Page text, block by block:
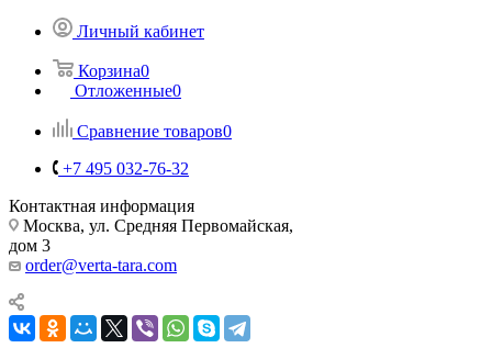
Личный кабинет
Корзина0
Отложенные0
Сравнение товаров0
+7 495 032-76-32
Контактная информация
Москва, ул. Средняя Первомайская,
дом 3
order@verta-tara.com